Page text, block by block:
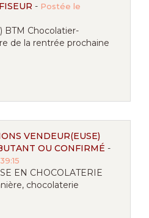
- Postée le
BTM Chocolatier-
de la rentrée prochaine
VENDEUR(EUSE)
OU CONFIRMÉ -
EN CHOCOLATERIE
chocolaterie